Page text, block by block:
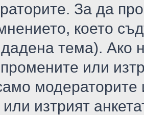
За да
което
тема). Ако
или
изтрият